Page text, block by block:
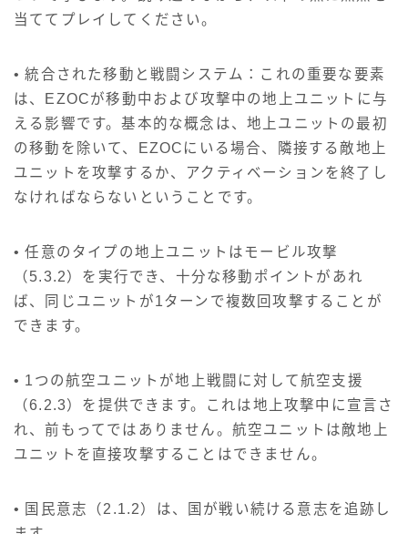
当ててプレイしてください。
• 統合された移動と戦闘システム：これの重要な要素
は、EZOCが移動中および攻撃中の地上ユニットに与
える影響です。基本的な概念は、地上ユニットの最初
の移動を除いて、EZOCにいる場合、隣接する敵地上
ユニットを攻撃するか、アクティベーションを終了し
なければならないということです。
• 任意のタイプの地上ユニットはモービル攻撃
（5.3.2）を実行でき、十分な移動ポイントがあれ
ば、同じユニットが1ターンで複数回攻撃することが
できます。
• 1つの航空ユニットが地上戦闘に対して航空支援
（6.2.3）を提供できます。これは地上攻撃中に宣言さ
れ、前もってではありません。航空ユニットは敵地上
ユニットを直接攻撃することはできません。
• 国民意志（2.1.2）は、国が戦い続ける意志を追跡し